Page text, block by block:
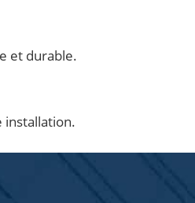
et durable.
installation.